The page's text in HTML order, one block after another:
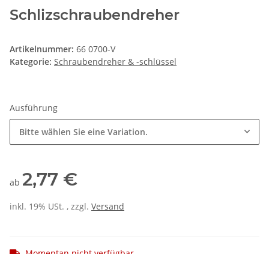
Schlizschraubendreher
Artikelnummer: 66 0700-V
Kategorie: Schraubendreher & -schlüssel
Ausführung
Bitte wählen Sie eine Variation.
ab 2,77 €
inkl. 19% USt. , zzgl. Versand